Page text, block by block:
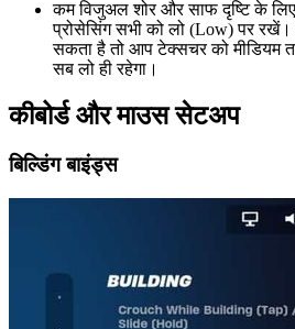
कम विजुअल शोर और साफ दृष्टि के
प्रोसेसिंग सभी को लो (Low) पर
सकता है तो आप टेक्सचर को मीडियम
सब लो ही रहेगा।
कीबोर्ड और माउस सेटअप
बिल्डिंग बाइंड्स